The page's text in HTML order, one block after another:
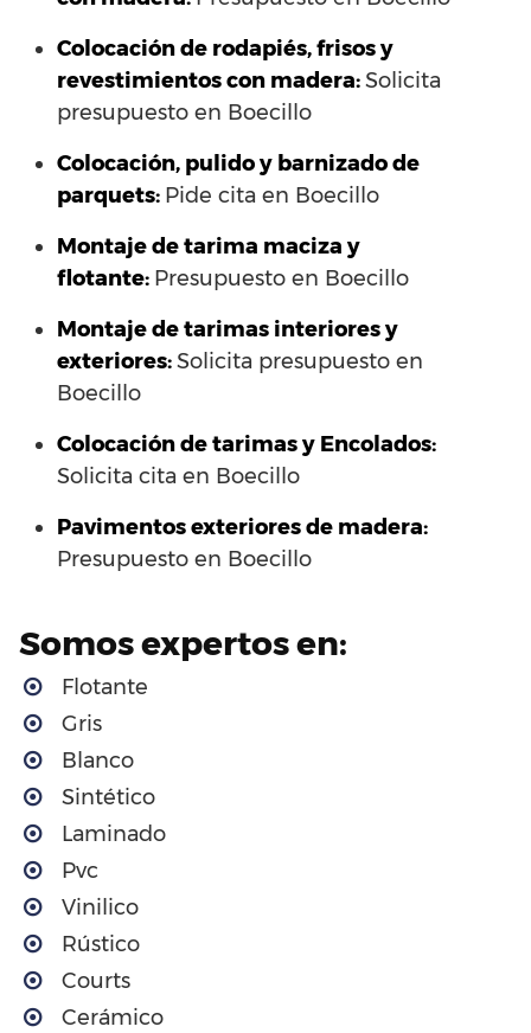
Colocación de rodapiés, frisos y
revestimientos con madera:Solicita
presupuesto en Boecillo
Colocación, pulido y barnizado de
parquets: Pide cita en Boecillo
Montaje de tarima maciza y
flotante: Presupuesto en Boecillo
Montaje de tarimas interiores y
exteriores:Solicita presupuesto en
Boecillo
Colocación de tarimas y Encolados:
Solicita cita en Boecillo
Pavimentos exteriores de madera:
Presupuesto en Boecillo
Somos expertos en:
Flotante
Gris
Blanco
Sintético
Laminado
Pvc
Vinilico
Rústico
Courts
Cerámico